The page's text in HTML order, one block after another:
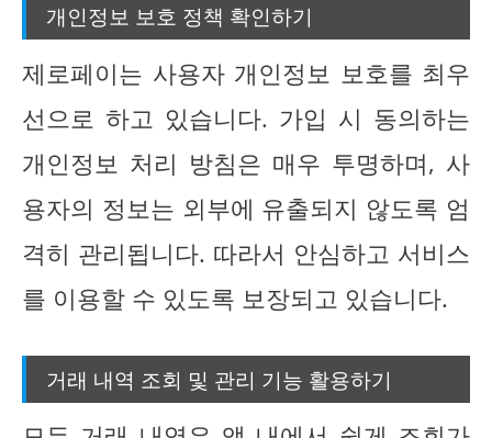
개인정보 보호 정책 확인하기
제로페이는 사용자 개인정보 보호를 최우
선으로 하고 있습니다. 가입 시 동의하는
개인정보 처리 방침은 매우 투명하며, 사
용자의 정보는 외부에 유출되지 않도록 엄
격히 관리됩니다. 따라서 안심하고 서비스
를 이용할 수 있도록 보장되고 있습니다.
거래 내역 조회 및 관리 기능 활용하기